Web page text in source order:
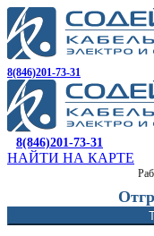
8(846)201-73-31
8(846)201-73-31
НАЙТИ НА КАРТЕ